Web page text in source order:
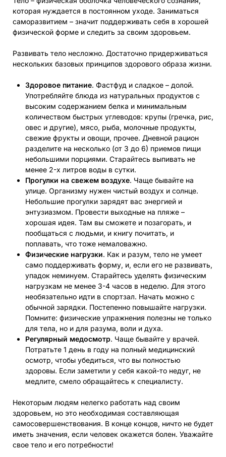
которая нуждается в постоянном уходе. Заниматься
саморазвитием – значит поддерживать себя в хорошей
физической форме и следить за своим здоровьем.
Развивать тело несложно. Достаточно придерживаться
нескольких базовых принципов здорового образа жизни.
Здоровое питание. Фастфуд и сладкое – долой.
Употребляйте блюда из натуральных продуктов с
высоким содержанием белка и минимальным
количеством быстрых углеводов: крупы (гречка, рис,
овес и другие), мясо, рыба, молочные продукты,
свежие фрукты и овощи, прочее. Дневной рацион
разделите на несколько (от 3 до 6) приемов пищи
небольшими порциями. Старайтесь выпивать не
менее 2-х литров воды в сутки.
Прогулки на свежем воздухе. Чаще бывайте на
улице. Организму нужен чистый воздух и солнце.
Небольшие прогулки зарядят вас энергией и
энтузиазмом. Провести выходные на пляже –
хорошая идея. Там вы сможете и позагорать, и
пообщаться с людьми, и книгу почитать, и
поплавать, что тоже немаловажно.
Физические нагрузки. Как и разум, тело не умеет
само поддерживать форму, и, если его не развивать,
упадок неминуем. Старайтесь уделять физическим
нагрузкам не менее 3-4 часов в неделю. Для этого
необязательно идти в спортзал. Начать можно с
обычной зарядки. Постепенно повышайте нагрузки.
Помните: физические упражнения полезны не только
для тела, но и для разума, воли и духа.
Регулярный медосмотр. Чаще бывайте у врачей.
Потратьте 1 день в году на полный медицинский
осмотр, чтобы убедиться, что вы полностью
здоровы. Если заметили у себя какой-то недуг, не
медлите, смело обращайтесь к специалисту.
Некоторым людям нелегко работать над своим
здоровьем, но это необходимая составляющая
самосовершенствования. В конце концов, ничто не будет
иметь значения, если человек окажется болен. Уважайте
свое тело и его потребности!